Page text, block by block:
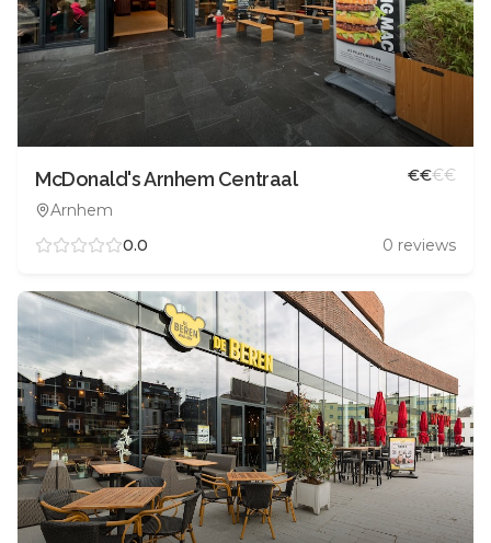
McDonald's Arnhem Centraal
Arnhem
€€€€
0.0 0 reviews